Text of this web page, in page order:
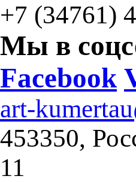
+7 (34761)
Мы в
Facebook
art-
453350,
11